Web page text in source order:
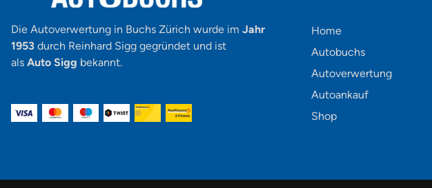
Die Autoverwertung in Buchs Zürich wurde im Jahr
1953 durch Reinhard Sigg gegründet und ist
als Auto Sigg bekannt.
Home
Autobuchs
Autoverwertung
Autoankauf
Shop